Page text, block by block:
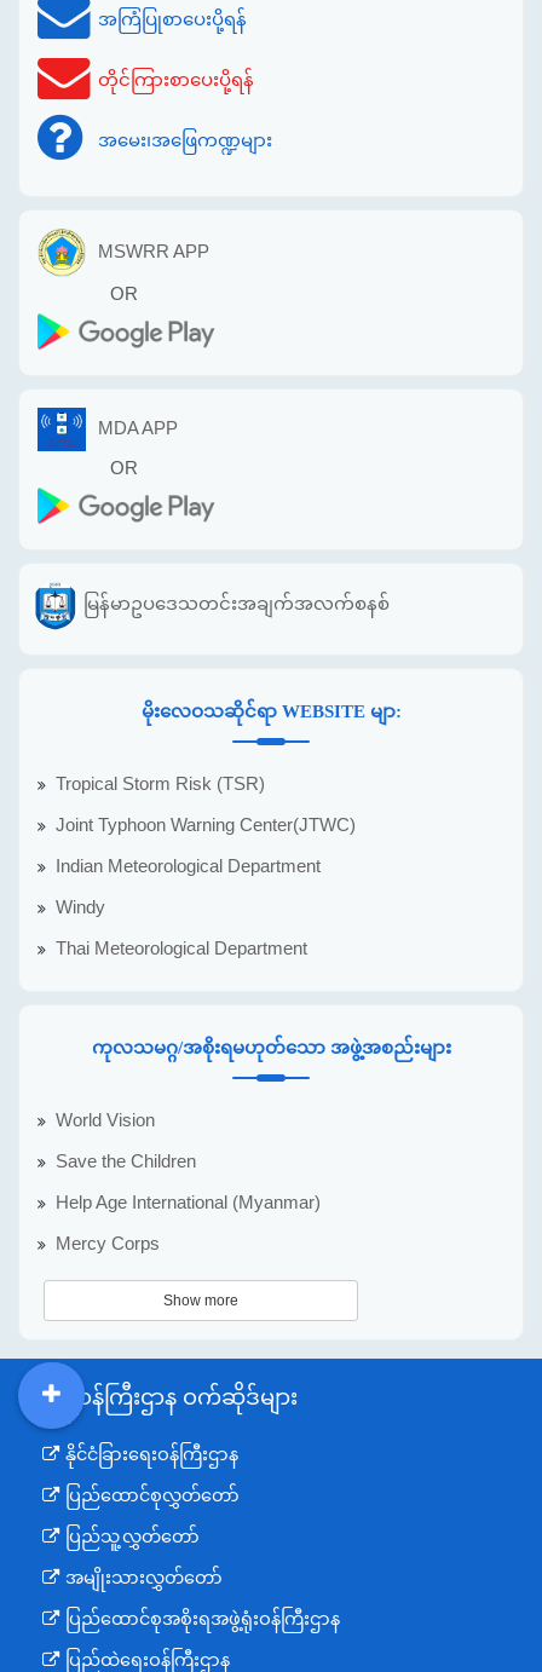
အကြံပြုစာပေးပို့ရန်
တိုင်ကြားစာပေးပို့ရန်
အမေး၊အဖြေကဏ္ဍများ
MSWRR APP
OR
MDA APP
OR
မြန်မာဥပဒေသတင်းအချက်အလက်စနစ်
မိုးလေဝသဆိုင်ရာ WEBSITE မျာ:
Tropical Storm Risk (TSR)
Joint Typhoon Warning Center(JTWC)
Indian Meteorological Department
Windy
Thai Meteorological Department
ကုလသမဂ္ဂ/အစိုးရမဟုတ်သော အဖွဲ့အစည်းများ
World Vision
Save the Children
Help Age International (Myanmar)
Mercy Corps
Show more
အစိုးရဝန်ကြီးဌာန ဝက်ဆိုဒ်များ
နိုင်ငံခြားရေးဝန်ကြီးဌာန
ပြည်ထောင်စုလွှတ်တော်
ပြည်သူ့လွှတ်တော်
အမျိုးသားလွှတ်တော်
ပြည်ထောင်စုအစိုးရအဖွဲ့ရုံးဝန်ကြီးဌာန
ပြည်ထဲရေးဝန်ကြီးဌာန
DDM